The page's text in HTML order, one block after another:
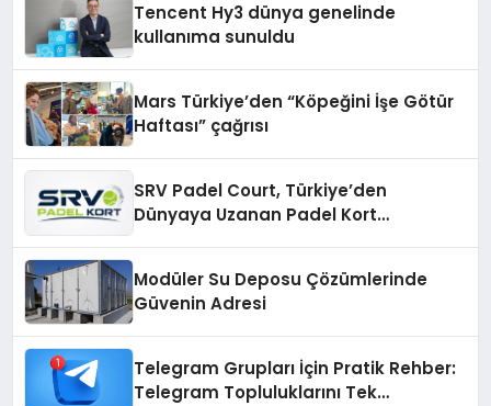
Tencent Hy3 dünya genelinde
kullanıma sunuldu
Mars Türkiye’den “Köpeğini İşe Götür
Haftası” çağrısı
SRV Padel Court, Türkiye’den
Dünyaya Uzanan Padel Kort
Modüler Su Deposu Çözümlerinde
Güvenin Adresi
Telegram Grupları İçin Pratik Rehber:
Telegram Topluluklarını Tek